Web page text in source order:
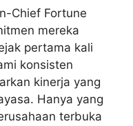
Chief Fortune
mereka
pertama kali
konsisten
kinerja yang
Hanya yang
terbuka